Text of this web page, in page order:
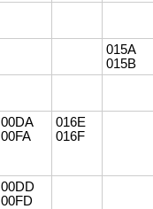
015A
015B
00DA
00FA
016E
016F
00DD
00FD